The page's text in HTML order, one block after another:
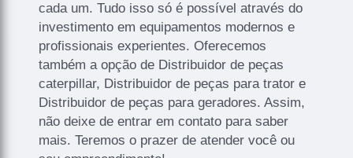
cada um. Tudo isso só é possível através do
investimento em equipamentos modernos e
profissionais experientes. Oferecemos
também a opção de Distribuidor de peças
caterpillar, Distribuidor de peças para trator e
Distribuidor de peças para geradores. Assim,
não deixe de entrar em contato para saber
mais. Teremos o prazer de atender você ou